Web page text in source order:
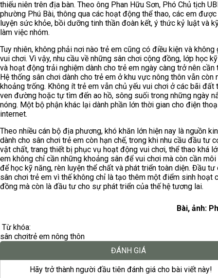
thiếu niên trên địa bàn. Theo ông Phan Hữu Sơn, Phó Chủ tịch
phường Phú Bài, thông qua các hoạt động thể thao, các em được
luyện sức khỏe, bồi dưỡng tinh thần đoàn kết, ý thức kỷ luật và
làm việc nhóm.
Tuy nhiên, không phải nơi nào trẻ em cũng có điều kiện và không
vui chơi. Vì vậy, nhu cầu về những sân chơi cộng đồng, lớp học
và hoạt động trải nghiệm dành cho trẻ em ngày càng trở nên cần
Hệ thống sân chơi dành cho trẻ em ở khu vực nông thôn vẫn còn
khoảng trống. Không ít trẻ em vẫn chủ yếu vui chơi ở các bãi đất
ven đường hoặc tự tìm đến ao hồ, sông suối trong những ngày
nóng. Một bộ phận khác lại dành phần lớn thời gian cho điện
internet.
Theo nhiều cán bộ địa phương, khó khăn lớn hiện nay là nguồn
dành cho sân chơi trẻ em còn hạn chế, trong khi nhu cầu đầu tư
vật chất, trang thiết bị phục vụ hoạt động vui chơi, thể thao khá
em không chỉ cần những khoảng sân để vui chơi mà còn cần
để học kỹ năng, rèn luyện thể chất và phát triển toàn diện. Đầu tư
sân chơi trẻ em vì thế không chỉ là tạo thêm một điểm sinh hoạt
đồng mà còn là đầu tư cho sự phát triển của thế hệ tương lai.
Bài, ảnh:
Từ khóa:
sân chơitrẻ em nông thôn
ĐÁNH GIÁ
Hãy trở thành người đầu tiên đánh giá cho bài viết này!